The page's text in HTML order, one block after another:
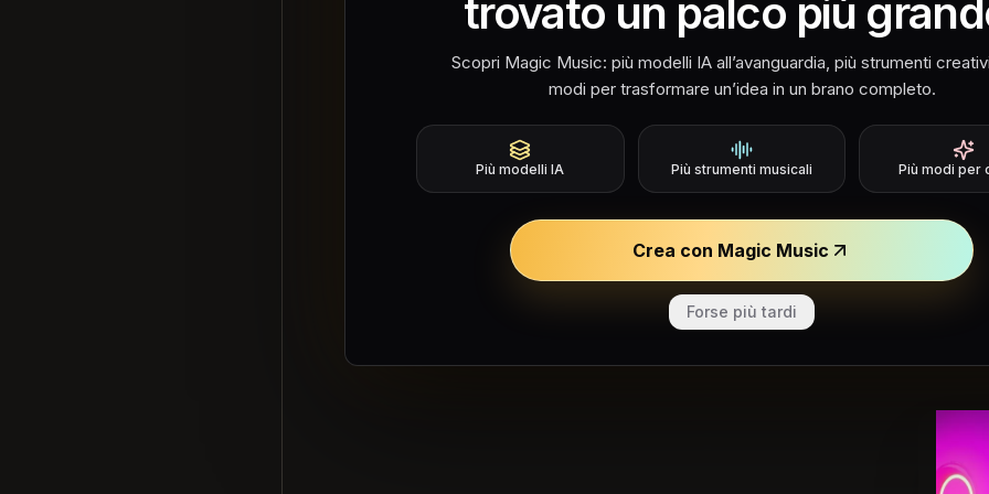
Flusso di Lavoro ACE-
Cosa Può Creare
Questi esempi mostrano come testi, testi e
musicali controllate per test e
trovato un palco più
Scopri Magic Music: più modelli IA all’avanguardia, più strumenti
modi per trasformare un’idea in un brano completo.
Più modelli IA Più strumenti musicali Più modi per
Crea con Magic Music
Forse più tardi